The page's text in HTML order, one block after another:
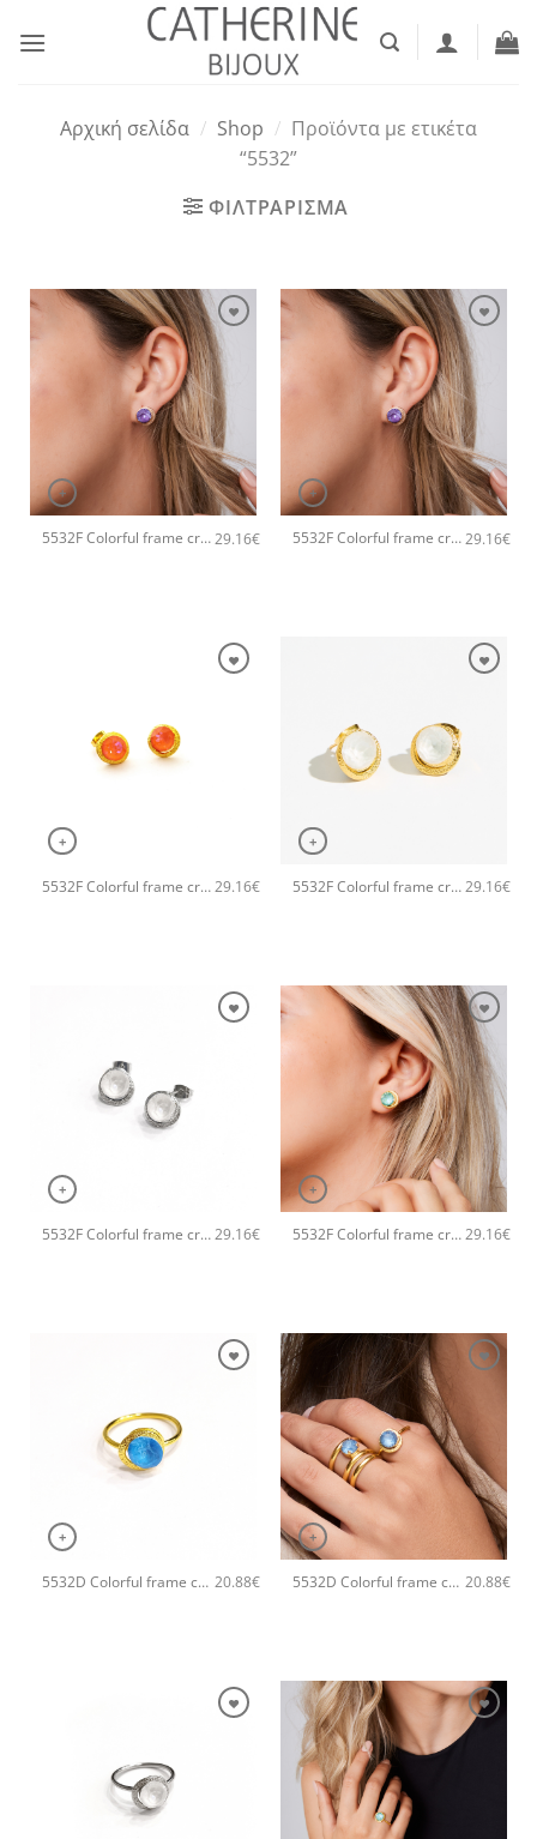
στο
Αρχική σελίδα / Shop / Προϊόντα με ετικέτα
“5532”
ΦΙΛΤΡΑΡΙΣΜΑ
+
5532F Colorful frame crystal χειροποίητα σκουλαρίκια Catherine bijoux Τυρκουάζ29.16€
+
5532F Colorful frame crystal χειροποίητα σκουλαρίκια Catherine bijoux Σιέλ29.16€
+
5532F Colorful frame crystal χειροποίητα σκουλαρίκια Catherine bijoux Πορτοκαλί29.16€
+
5532F Colorful frame crystal χειροποίητα σκουλαρίκια Catherine bijoux Άσπρο29.16€
+
5532F Colorful frame crystal χειροποίητα σκουλαρίκια Catherine bijoux Ασημί29.16€
+
5532F Colorful frame crystal χειροποίητα σκουλαρίκια Catherine bijoux Ανοιχτό Πράσινο29.16€
+
5532D Colorful frame crystal χειροποίητο δαχτυλιδι Catherine bijoux Τυρκουάζ 20.88€
+
5532D Colorful frame crystal χειροποίητο δαχτυλιδι Catherine bijoux Σιέλ 20.88€